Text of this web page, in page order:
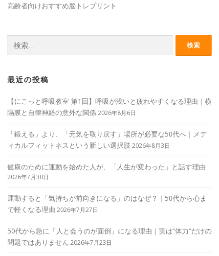
高齢者向けおすすめ脳トレプリント
索:
最近の投稿
【にこっと呼吸教室 第1回】呼吸が浅いと疲れやすくなる理由｜横
隔膜と自律神経の意外な関係2026年8月6日
「鍛える」より、「元気を取り戻す」場所が必要な50代へ｜メデ
ィカルフィットネスという新しい選択肢 2026年8月3日
健康のために運動を始めた人が、「人生が変わった」と話す理由
2026年7月30日
運動すると「気持ちが前向きになる」のはなぜ？｜50代から心ま
で軽くなる理由 2026年7月27日
50代から急に「人と会うのが面倒」になる理由｜実は“体力”だけの
問題ではありません 2026年7月23日